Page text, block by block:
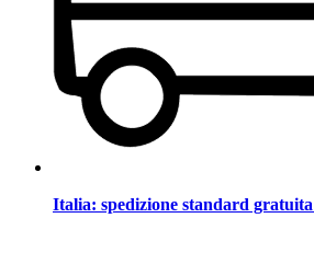
Italia: spedizione standard gratuita